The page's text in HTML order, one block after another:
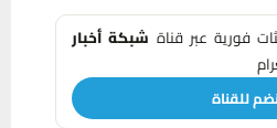
فورية عبر قناة شبكة أخبار
للقناة